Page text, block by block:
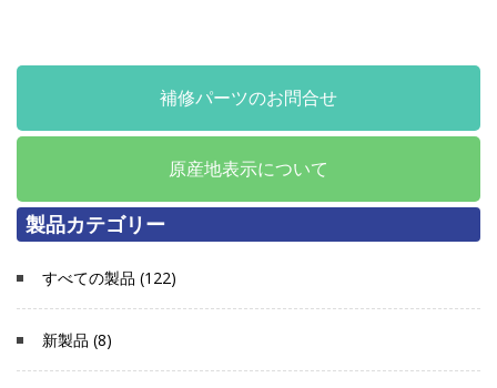
補修パーツのお問合せ
原産地表示について
製品カテゴリー
すべての製品 (122)
新製品 (8)